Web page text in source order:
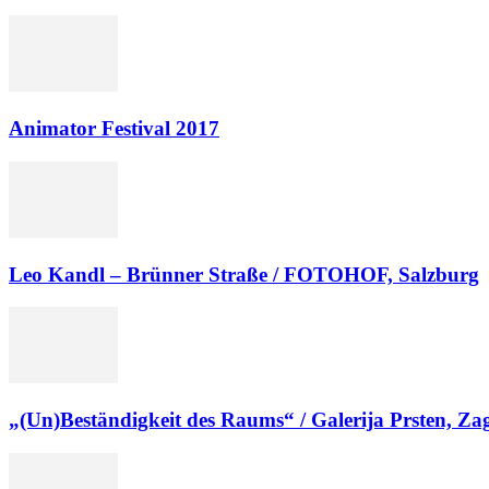
Animator Festival 2017
Leo Kandl – Brünner Straße / FOTOHOF, Salzburg
„(Un)Beständigkeit des Raums“ / Galerija Prsten,